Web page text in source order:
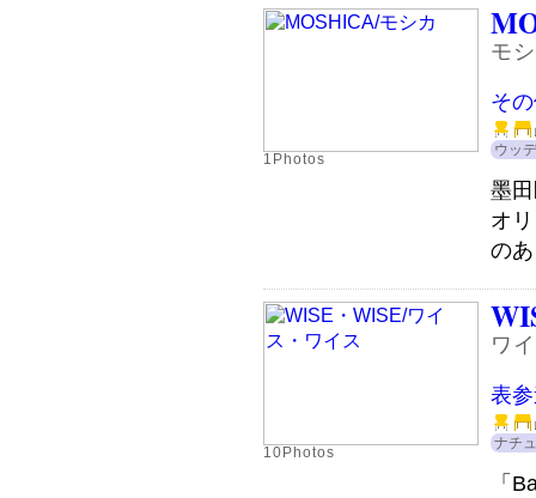
1Photos
モ
そ
ウッ
墨
オ
の
10Photos
ワ
表
ナチ
「